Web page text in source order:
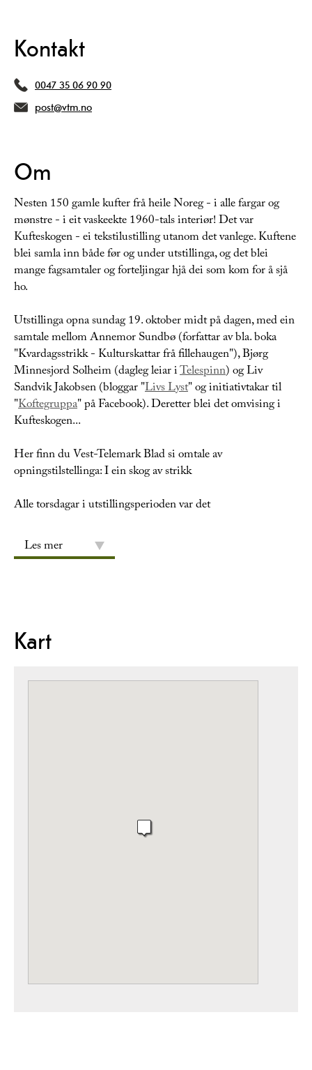
Kontakt
0047 35 06 90 90
post@vtm.no
Om
Nesten 150 gamle kufter frå heile Noreg - i alle fargar og
mønstre - i eit vaskeekte 1960-tals interiør! Det var
Kufteskogen - ei tekstilustilling utanom det vanlege. Kuftene
blei samla inn både før og under utstillinga, og det blei
mange fagsamtaler og forteljingar hjå dei som kom for å sjå
ho.
Utstillinga opna sundag 19. oktober midt på dagen, med ein
samtale mellom Annemor Sundbø (forfattar av bla. boka
"Kvardagsstrikk - Kulturskattar frå fillehaugen"), Bjørg
Minnesjord Solheim (dagleg leiar iTelespinn) og Liv
Sandvik Jakobsen (bloggar "Livs Lyst" og initiativtakar til
"Koftegruppa" på Facebook). Deretter blei det omvising i
Kufteskogen...
Her finn du Vest-Telemark Blad si omtale av
opningstilstellinga: I ein skog av strikk
Alle torsdagar i utstillingsperioden var det
Les mer
Kart